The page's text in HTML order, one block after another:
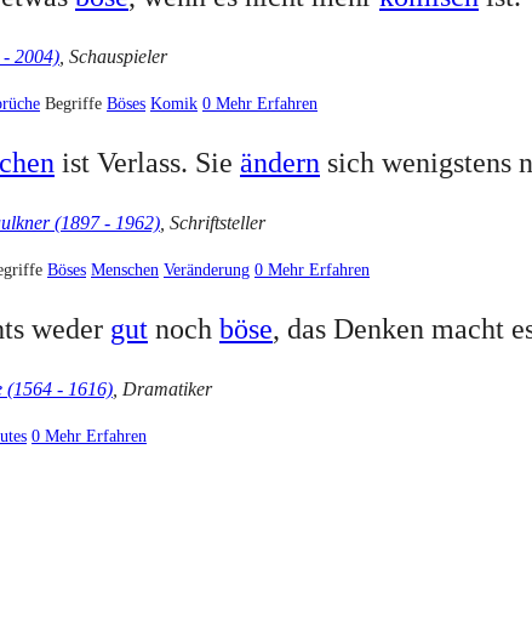
2004) , Schauspieler
Begriffe Böses Komik 0 Mehr Erfahren
ist Verlass. Sie ändern sich wenigstens
(1897 - 1962) , Schriftsteller
Böses Menschen Veränderung 0 Mehr Erfahren
weder gut noch böse, das Denken macht
(1564 - 1616) , Dramatiker
0 Mehr Erfahren